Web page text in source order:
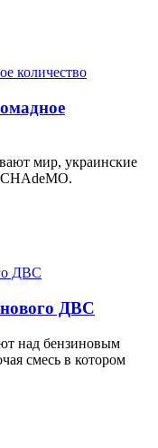
мир, украинские
CHAdeMO.
ДВС
над бензиновым
смесь в котором